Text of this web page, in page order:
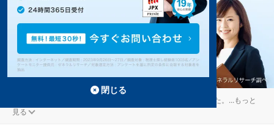
山口市の資金調達対策を扱う税理士事務所が1件見つかりました。 ...もっと
見る
閉じる